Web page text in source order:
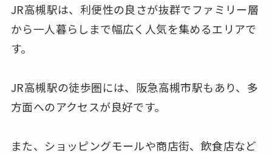
JR高槻駅は、利便性の良さが抜群でファミリー層
から一人暮らしまで幅広く人気を集めるエリアで
す。
JR高槻駅の徒歩圏には、阪急高槻市駅もあり、多
方面へのアクセスが良好です。
また、ショッピングモールや商店街、飲食店など